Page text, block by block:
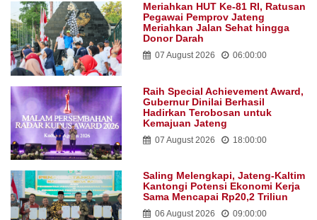
Meriahkan HUT Ke-81 RI, Ratusan
Pegawai Pemprov Jateng
Meriahkan Jalan Sehat hingga
Donor Darah
07 August 2026 06:00:00
Raih Special Achievement Award,
Gubernur Dinilai Berhasil
Hadirkan Terobosan untuk
Kemajuan Jateng
07 August 2026 18:00:00
Saling Melengkapi, Jateng-Kaltim
Kantongi Potensi Ekonomi Kerja
Sama Mencapai Rp20,2 Triliun
06 August 2026 09:00:00